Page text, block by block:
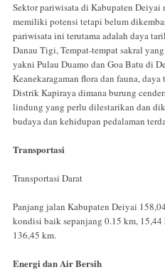
Sektor pariwisata di Kabupaten Deiyai
memiliki potensi tetapi belum
pariwisata ini terutama adalah daya
Danau Tigi, Tempat-tempat sakral
yakni Pulau Duamo dan Goa Batu di
Keanekaragaman flora dan fauna,
Distrik Kapiraya dimana burung
lindung yang perlu dilestarikan dan
budaya dan kehidupan pedalaman
Transportasi
Transportasi Darat
Panjang jalan Kabupaten Deiyai
kondisi baik sepanjang 0.15 km, 15,44
136,45 km.
Energi dan Air Bersih